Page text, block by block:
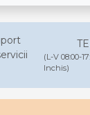
(L-V 08:00-
Inchis)